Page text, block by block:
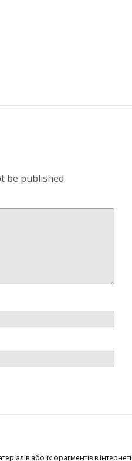
be published.
або їх фрагментів в Інтернеті